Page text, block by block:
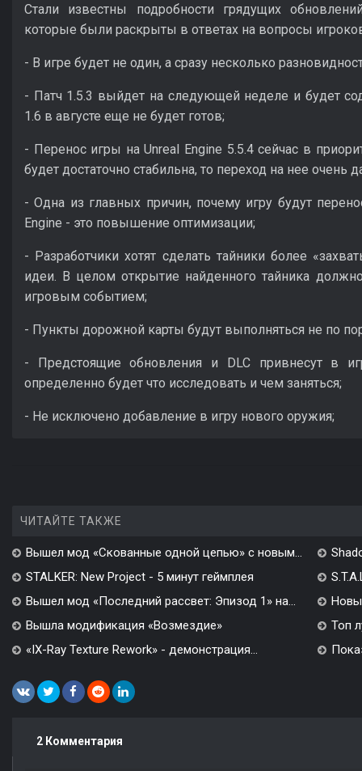
Стали известны подробности грядущих
которые были раскрыты в ответах на вопросы
- В игре будет не один, а сразу несколько
- Патч 1.5.3 выйдет на следующей неделе и будет
1.6 в августе еще не будет готов;
- Перенос игры на Unreal Engine 5.5.4 сейчас в
будет достаточно стабильна, то переход на нее очень
- Одна из главных причин, почему игру будут
Engine - это повышение оптимизации;
- Разработчики хотят сделать тайники более
идеи. В целом открытие найденного тайника
игровым событием;
- Пункты дорожной карты будут выполняться не по
- Предстоящие обновления и DLC привнесут в
определенно будет что исследовать и чем заняться;
- Не исключено добавление в игру нового оружия;
ЧИТАЙТЕ ТАКЖЕ
Вышел мод «Скованные одной цепью» с новым...
STALKER: New Project - 5 минут геймплея
Вышел мод «Последний рассвет: Эпизод 1» на...
Вышла модификация «Возмездие»
Топ
«IX-Ray Texture Rework» - демонстрация...
2 Комментария